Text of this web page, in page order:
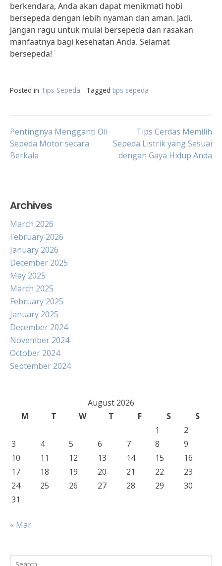
berkendara, Anda akan dapat menikmati hobi
bersepeda dengan lebih nyaman dan aman. Jadi,
jangan ragu untuk mulai bersepeda dan rasakan
manfaatnya bagi kesehatan Anda. Selamat
bersepeda!
Posted in Tips Sepeda Tagged tips sepeda
Post
navigation
Pentingnya Mengganti Oli
Sepeda Motor secara
Berkala
Tips Cerdas Memilih
Sepeda Listrik yang Sesuai
dengan Gaya Hidup Anda
Archives
March 2026
February 2026
January 2026
December 2025
May 2025
March 2025
February 2025
January 2025
December 2024
November 2024
October 2024
September 2024
August 2026
M
T W T F S
S
1
2
3
4 5 6 7 8
9
10
11 12 13 14 15
16
17
18 19 20 21 22
23
24
25 26 27 28 29
30
31
« Mar
Search